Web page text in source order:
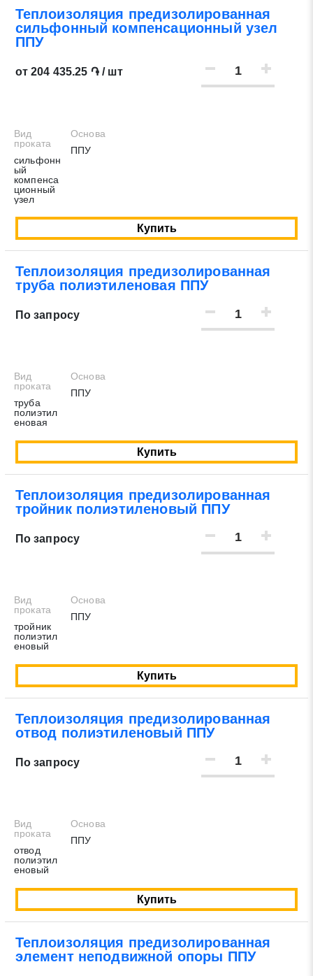
Теплоизоляция предизолированная
сильфонный компенсационный узел
ППУ
от 204 435.25 ֏ / шт
Вид
проката
сильфонн
ый
компенса
ционный
узел
Основа
ППУ
Купить
Теплоизоляция предизолированная
труба полиэтиленовая ППУ
По запросу
Вид
проката
труба
полиэтил
еновая
Основа
ППУ
Купить
Теплоизоляция предизолированная
тройник полиэтиленовый ППУ
По запросу
Вид
проката
тройник
полиэтил
еновый
Основа
ППУ
Купить
Теплоизоляция предизолированная
отвод полиэтиленовый ППУ
По запросу
Вид
проката
отвод
полиэтил
еновый
Основа
ППУ
Купить
Теплоизоляция предизолированная
элемент неподвижной опоры ППУ
Нажимая на кнопку «Отправить заявку» Вы даете согласие
на обработку своих персональных данных в соответствии со
статьей 9 Федерального закона от 27 июля 2006 г. N 152-ФЗ
«О персональных данных», а также соглашаетесь на
информационную рассылку по средством e-mail или СМС